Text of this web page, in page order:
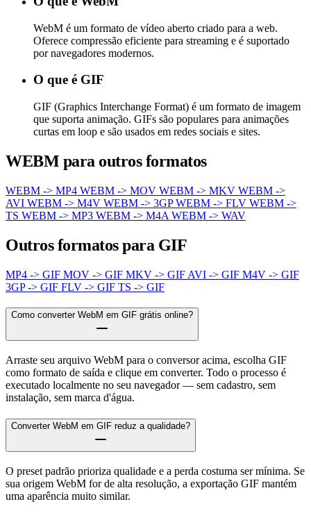
WebM é um formato de vídeo aberto criado para a web.
Oferece compressão eficiente para streaming e é suportado
por navegadores modernos.
O que é GIF
GIF (Graphics Interchange Format) é um formato de imagem
que suporta animação. GIFs são populares para animações
curtas em loop e são usados em redes sociais e sites.
WEBM para outros formatos
WEBM -> MP4 WEBM -> MOV WEBM -> MKV WEBM ->
AVI WEBM -> M4V WEBM -> 3GPWEBM -> FLV WEBM ->
TS WEBM -> MP3 WEBM -> M4A WEBM -> WAV
Outros formatos para GIF
MP4 -> GIF MOV -> GIF MKV -> GIF AVI -> GIF M4V -> GIF
3GP -> GIF FLV -> GIF TS -> GIF
Como converter WebM em GIF grátis online?
Arraste seu arquivo WebM para o conversor acima, escolha GIF
como formato de saída e clique em converter. Todo o processo é
executado localmente no seu navegador — sem cadastro, sem
instalação, sem marca d'água.
Converter WebM em GIF reduz a qualidade?
O preset padrão prioriza qualidade e a perda costuma ser mínima. Se
sua origem WebM for de alta resolução, a exportação GIF mantém
uma aparência muito similar.